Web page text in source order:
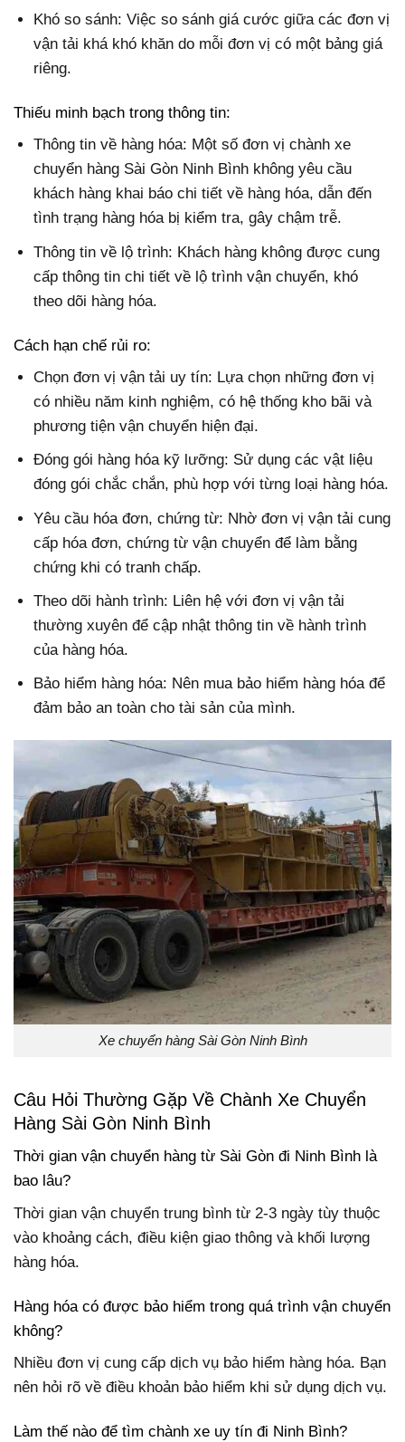
Khó so sánh: Việc so sánh giá cước giữa các đơn vị
vận tải khá khó khăn do mỗi đơn vị có một bảng giá
riêng.
Thiếu minh bạch trong thông tin:
Thông tin về hàng hóa: Một số đơn vị chành xe
chuyển hàng Sài Gòn Ninh Bình không yêu cầu
khách hàng khai báo chi tiết về hàng hóa, dẫn đến
tình trạng hàng hóa bị kiểm tra, gây chậm trễ.
Thông tin về lộ trình: Khách hàng không được cung
cấp thông tin chi tiết về lộ trình vận chuyển, khó
theo dõi hàng hóa.
Cách hạn chế rủi ro:
Chọn đơn vị vận tải uy tín: Lựa chọn những đơn vị
có nhiều năm kinh nghiệm, có hệ thống kho bãi và
phương tiện vận chuyển hiện đại.
Đóng gói hàng hóa kỹ lưỡng: Sử dụng các vật liệu
đóng gói chắc chắn, phù hợp với từng loại hàng hóa.
Yêu cầu hóa đơn, chứng từ: Nhờ đơn vị vận tải cung
cấp hóa đơn, chứng từ vận chuyển để làm bằng
chứng khi có tranh chấp.
Theo dõi hành trình: Liên hệ với đơn vị vận tải
thường xuyên để cập nhật thông tin về hành trình
của hàng hóa.
Bảo hiểm hàng hóa: Nên mua bảo hiểm hàng hóa để
đảm bảo an toàn cho tài sản của mình.
Xe chuyển hàng Sài Gòn Ninh Bình
Câu Hỏi Thường Gặp Về Chành Xe Chuyển
Hàng Sài Gòn Ninh Bình
Thời gian vận chuyển hàng từ Sài Gòn đi Ninh Bình là
bao lâu?
Thời gian vận chuyển trung bình từ 2-3 ngày tùy thuộc
vào khoảng cách, điều kiện giao thông và khối lượng
hàng hóa.
Hàng hóa có được bảo hiểm trong quá trình vận chuyển
không?
Nhiều đơn vị cung cấp dịch vụ bảo hiểm hàng hóa. Bạn
nên hỏi rõ về điều khoản bảo hiểm khi sử dụng dịch vụ.
Làm thế nào để tìm chành xe uy tín đi Ninh Bình?